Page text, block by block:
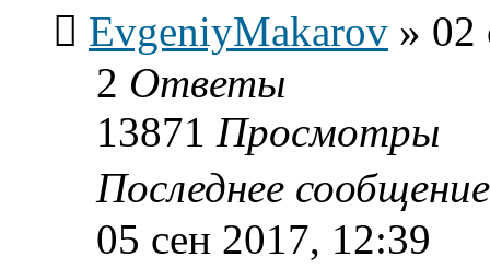
EvgeniyMakarov » 02
2 Ответы
13871 Просмотры
Последнее
05 сен 2017, 12:39